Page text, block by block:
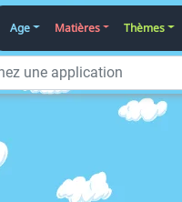
Age Matières Thèmes